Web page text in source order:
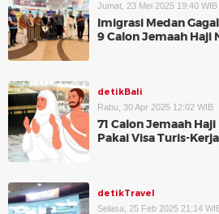
Jumat, 23 Mei 2025 19:40 WIB
Imigrasi Medan
9 Calon Jemaah Haji
detikBali
Rabu, 30 Apr 2025 12:02 WIB
71 Calon Jemaah
Pakai Visa Turis-Kerja
detikTravel
Selasa, 25 Feb 2025 21:14